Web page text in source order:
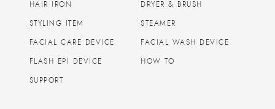
HAIR IRON DRYER & BRUSH
STYLING ITEM STEAMER
FACIAL CARE DEVICE FACIAL WASH DEVICE
FLASH EPI DEVICE
SUPPORT
HOW TO